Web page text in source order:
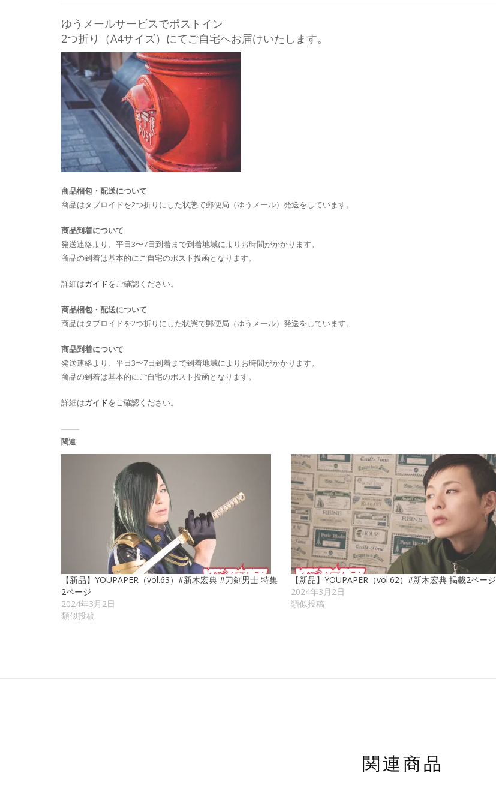
ゆうメールサービスでポストイン
2つ折り（A4サイズ）にてご自宅へお届けいたします。
商品梱包・配送について
商品はタブロイドを2つ折りにした状態で郵便局（ゆうメール）発送をしています。
商品到着について
発送連絡より、平日3〜7日到着まで到着地域によりお時間がかかります。
商品の到着は基本的にご自宅のポスト投函となります。
詳細はガイドをご確認ください。
商品梱包・配送について
商品はタブロイドを2つ折りにした状態で郵便局（ゆうメール）発送をしています。
商品到着について
発送連絡より、平日3〜7日到着まで到着地域によりお時間がかかります。
商品の到着は基本的にご自宅のポスト投函となります。
詳細はガイドをご確認ください。
関連
【新品】YOUPAPER（vol.63）#新木宏典 #刀剣男士 特集
2ページ
2024年3月2日
類似投稿
【新品】YOUPAPER（vol.62）#新木宏典 掲載2ページ
2024年3月2日
類似投稿
関連商品